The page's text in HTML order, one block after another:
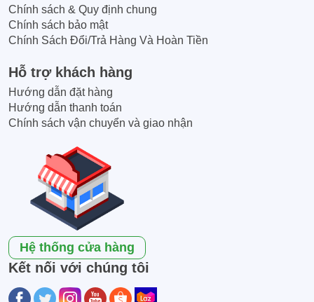
Chính sách & Quy định chung
Chính sách bảo mật
Chính Sách Đổi/Trả Hàng Và Hoàn Tiền
Hỗ trợ khách hàng
Hướng dẫn đặt hàng
Hướng dẫn thanh toán
Chính sách vận chuyển và giao nhận
Hệ thống cửa hàng
Kết nối với chúng tôi